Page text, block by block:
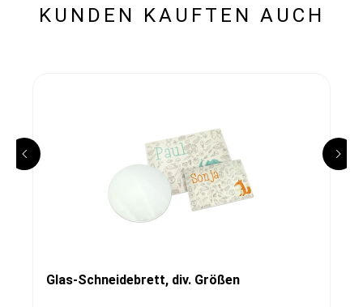
KUNDEN KAUFTEN AUCH
Glas-Schneidebrett, div. Größen